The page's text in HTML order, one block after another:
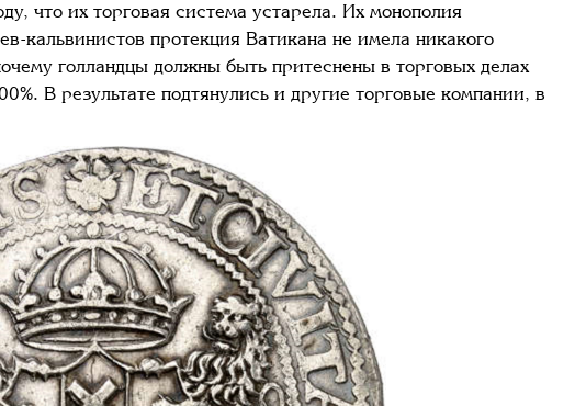
что их торговая система устарела. Их монополия
кальвинистов протекция Ватикана не имела никакого
голландцы должны быть притеснены в торговых делах
В результате подтянулись и другие торговые компании, в